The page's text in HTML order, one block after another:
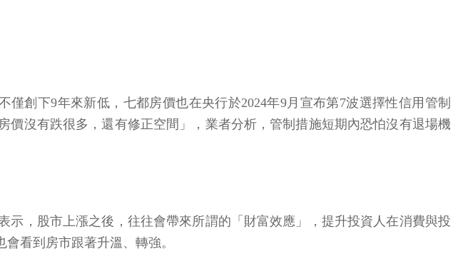
創下9年來新低，七都房價也在央行於2024年9月宣布第7波選擇性信用管制
沒有跌很多，還有修正空間」，業者分析，管制措施短期內恐怕沒有退場機
，股市上漲之後，往往會帶來所謂的「財富效應」，提升投資人在消費與投
看到房市跟著升溫、轉強。